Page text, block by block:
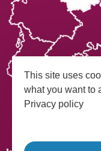
This site uses
what you want to
Privacy policy